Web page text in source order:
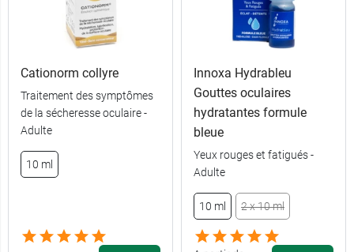
Cationorm collyre
Traitement des symptômes
de la sécheresse oculaire -
Adulte
10 ml
Innoxa Hydrableu
Gouttes oculaires
hydratantes formule
bleue
Yeux rouges et fatigués -
Adulte
10 ml 2 x 10 ml